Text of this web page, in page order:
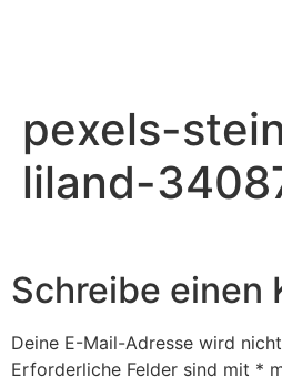
pexels-
liland-
Schreibe einen
Deine E-Mail-Adresse wird
Erforderliche Felder sind mit *